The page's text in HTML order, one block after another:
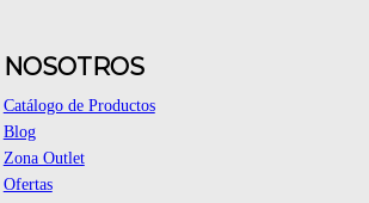
NOSOTROS
Catálogo de Productos
Blog
Zona Outlet
Ofertas